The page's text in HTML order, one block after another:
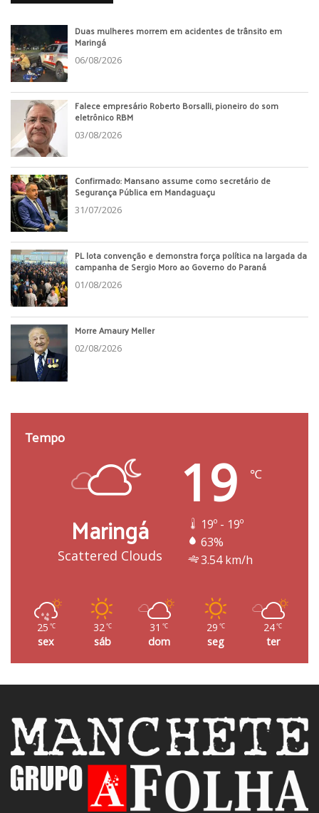
Duas mulheres morrem em acidentes de trânsito em
Maringá
06/08/2026
Falece empresário Roberto Borsalli, pioneiro do som
eletrônico RBM
03/08/2026
Confirmado: Mansano assume como secretário de
Segurança Pública em Mandaguaçu
31/07/2026
PL lota convenção e demonstra força política na largada da
campanha de Sergio Moro ao Governo do Paraná
01/08/2026
Morre Amaury Meller
02/08/2026
Tempo
Maringá
Scattered Clouds
19 ℃
19º - 19º
63%
3.54 km/h
25 ℃
sex
32 ℃
sáb
31 ℃
dom
29 ℃
seg
24℃
ter